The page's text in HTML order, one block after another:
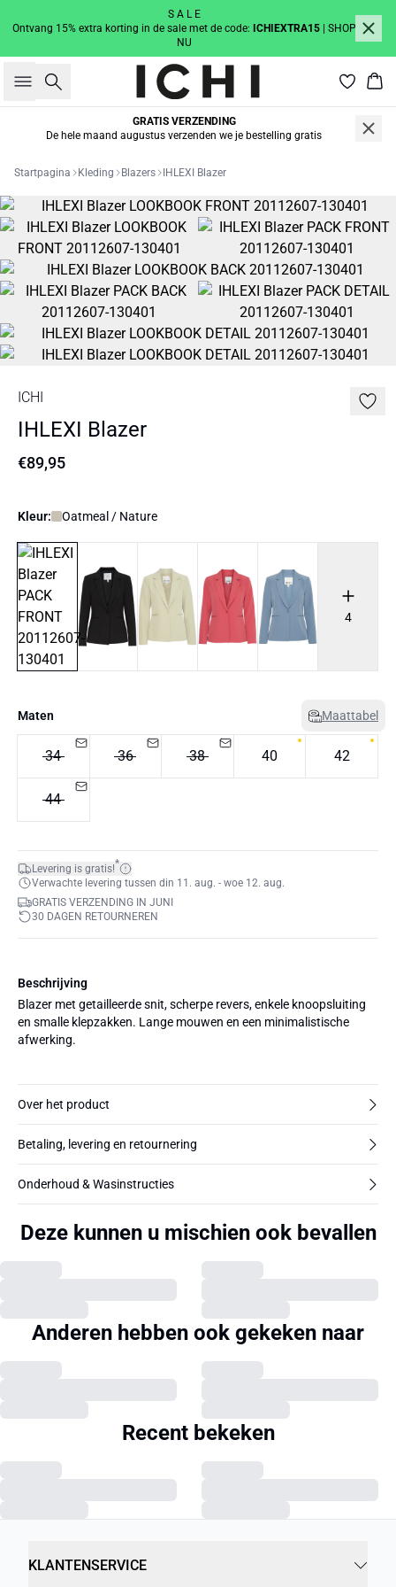
S A L E
Ontvang 15% extra korting in de sale met de code: ICHIEXTRA15
| SHOP
NU
Zoeken
GRATIS VERZENDING
De hele maand augustus verzenden we je bestelling gratis
Startpagina Kleding Blazers IHLEXI Blazer
ICHI
IHLEXI Blazer
€89,95
Kleur: Oatmeal / Nature
4
Maten Maattabel
34 36 38 40 42
44
Levering is gratis!*
Verwachte levering tussen din 11. aug. - woe 12. aug.
GRATIS VERZENDING IN JUNI
30 DAGEN RETOURNEREN
Beschrijving
Blazer met getailleerde snit, scherpe revers, enkele knoopsluiting
en smalle klepzakken. Lange mouwen en een minimalistische
afwerking.
Over het product
Betaling, levering en retournering
Onderhoud & Wasinstructies
Deze kunnen u mischien ook bevallen
Anderen hebben ook gekeken naar
Recent bekeken
KLANTENSERVICE